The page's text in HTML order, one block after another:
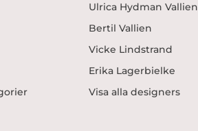
Ulrica Hydman Vallien
Bertil Vallien
Vicke Lindstrand
Erika Lagerbielke
Visa alla designers